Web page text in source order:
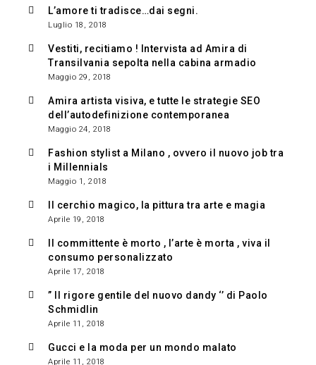
L’amore ti tradisce…dai segni.
Luglio 18, 2018
Vestiti, recitiamo ! Intervista ad Amira di
Transilvania sepolta nella cabina armadio
Maggio 29, 2018
Amira artista visiva, e tutte le strategie SEO
dell’autodefinizione contemporanea
Maggio 24, 2018
Fashion stylist a Milano , ovvero il nuovo job tra
i Millennials
Maggio 1, 2018
Il cerchio magico, la pittura tra arte e magia
Aprile 19, 2018
Il committente è morto , l’arte è morta , viva il
consumo personalizzato
Aprile 17, 2018
” Il rigore gentile del nuovo dandy ‘’ di Paolo
Schmidlin
Aprile 11, 2018
Gucci e la moda per un mondo malato
Aprile 11, 2018